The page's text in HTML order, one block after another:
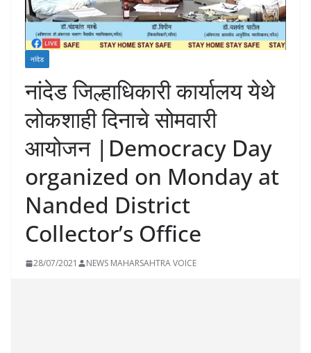
नांदेड
नांदेड जिल्हाधिकारी कार्यालय येथे
लोकशाही दिनाचे सोमवारी
आयोजन |Democracy Day
organized on Monday at
Nanded District
Collector’s Office
28/07/2021 NEWS MAHARSAHTRA VOICE